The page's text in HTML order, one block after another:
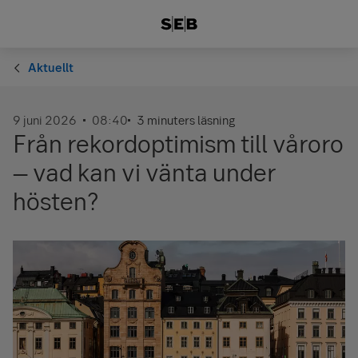
Aktuellt
9 juni 2026 08:40 3 minuters läsning
Från rekordoptimism till våroro
– vad kan vi vänta under
hösten?